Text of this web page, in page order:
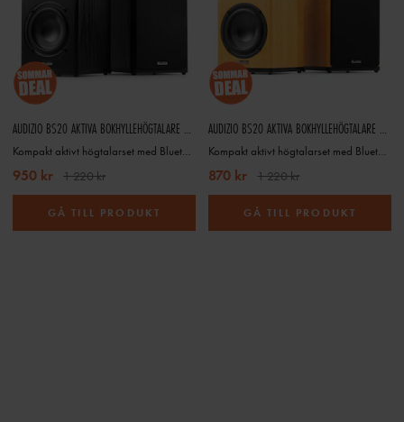
AUDIZIO BS20 AKTIVA BOKHYLLEHÖGTALARE BLUETOOTH 50W ANTRACIT
Kompakt aktivt högtalarset med Bluetooth, batteridrift och antracit finish
950 kr 1 220 kr
GÅ TILL PRODUKT
AUDIZIO BS20 AKTIVA BOKHYLLEHÖGTALARE BLUETOOTH 50W BAMBU
Kompakt aktivt högtalarset med Bluetooth, batteridrift och bambu finish
870 kr 1 220 kr
GÅ TILL PRODUKT